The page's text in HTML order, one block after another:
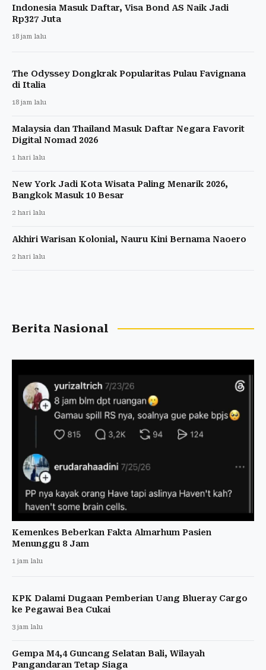
Indonesia Masuk Daftar, Visa Bond AS Naik Jadi
Rp327 Juta
18 jam lalu
The Odyssey Dongkrak Popularitas Pulau Favignana
di Italia
18 jam lalu
Malaysia dan Thailand Masuk Daftar Negara Favorit
Digital Nomad 2026
1 hari lalu
New York Jadi Kota Wisata Paling Menarik 2026,
Bangkok Masuk 10 Besar
2 hari lalu
Akhiri Warisan Kolonial, Nauru Kini Bernama Naoero
2 hari lalu
Berita Nasional
Kemenkes Beberkan Fakta Almarhum Pasien
Menunggu 8 Jam
1 jam lalu
KPK Dalami Dugaan Pemberian Uang Blueray Cargo
ke Pegawai Bea Cukai
3 jam lalu
Gempa M4,4 Guncang Selatan Bali, Wilayah
Pangandaran Tetap Siaga